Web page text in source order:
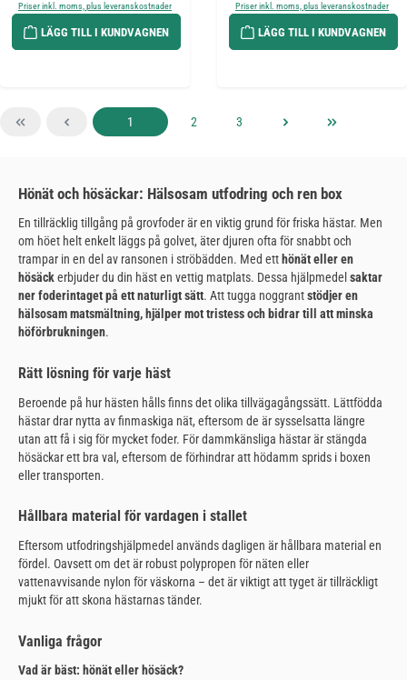
Priser inkl. moms, plus leveranskostnader
LÄGG TILL I KUNDVAGNEN
Priser inkl. moms, plus leveranskostnader
LÄGG TILL I KUNDVAGNEN
Sida
1 Sida
2 Sida
3
Hönät och hösäckar: Hälsosam utfodring och ren box
En tillräcklig tillgång på grovfoder är en viktig grund för friska hästar. Men
om höet helt enkelt läggs på golvet, äter djuren ofta för snabbt och
trampar in en del av ransonen i ströbädden. Med ett hönät eller en
hösäckerbjuder du din häst en vettig matplats. Dessa hjälpmedel saktar
ner foderintaget på ett naturligt sätt. Att tugga noggrantstödjer en
hälsosam matsmältning, hjälper mot tristess och bidrar till att minska
höförbrukningen.
Rätt lösning för varje häst
Beroende på hur hästen hålls finns det olika tillvägagångssätt. Lättfödda
hästar drar nytta av finmaskiga nät, eftersom de är sysselsatta längre
utan att få i sig för mycket foder. För dammkänsliga hästar är stängda
hösäckar ett bra val, eftersom de förhindrar att hödamm sprids i boxen
eller transporten.
Hållbara material för vardagen i stallet
Eftersom utfodringshjälpmedel används dagligen är hållbara material en
fördel. Oavsett om det är robust polypropen för näten eller
vattenavvisande nylon för väskorna – det är viktigt att tyget är tillräckligt
mjukt för att skona hästarnas tänder.
Vanliga frågor
Vad är bäst: hönät eller hösäck?